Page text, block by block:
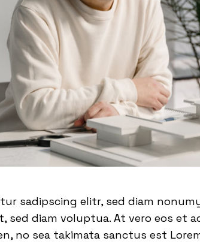
sadipscing elitr, sed diam
sed diam voluptua. At vero eos et
no sea takimata sanctus est